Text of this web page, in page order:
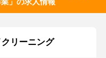
」の求人情報
リーニング